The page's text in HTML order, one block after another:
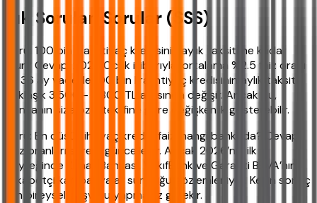
Sık Sorulan Sorular (SSS)
Soru: 100 bin lira ihtiyaç kredisinin aylık taksiti ne kadar
olur? Cevap: 2026 Ocak itibarıyla, ortalama %2.5 faiz oranı
ve 36 ay vade ile 100 bin lira ihtiyaç kredisinin aylık taksiti
yaklaşık 3,500 - 3,800 TL arasında değişir. Ancak bu,
bankanın size özel teklifine göre değişkenlik gösterebilir.
Soru: En düşük ihtiyaç kredisi faizi hangi bankada? Cevap:
Faiz oranları sürekli güncellenir. Ancak 2026’nın ilk
çeyreğinde Ziraat Bankası, VakıfBank ve Garanti BBVA’nın
rekabetçi kampanyalar sunduğu gözlemleniyor. Kesin sonuç
için bireysel başvuru yapmanız gerekir.